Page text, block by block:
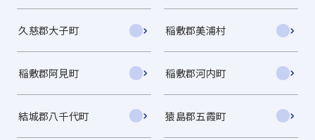
久慈郡大子町 稲敷郡美浦村
稲敷郡阿見町 稲敷郡河内町
結城郡八千代町 猿島郡五霞町